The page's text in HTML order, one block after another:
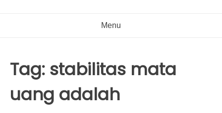
Menu
Tag: stabilitas mata
uang adalah